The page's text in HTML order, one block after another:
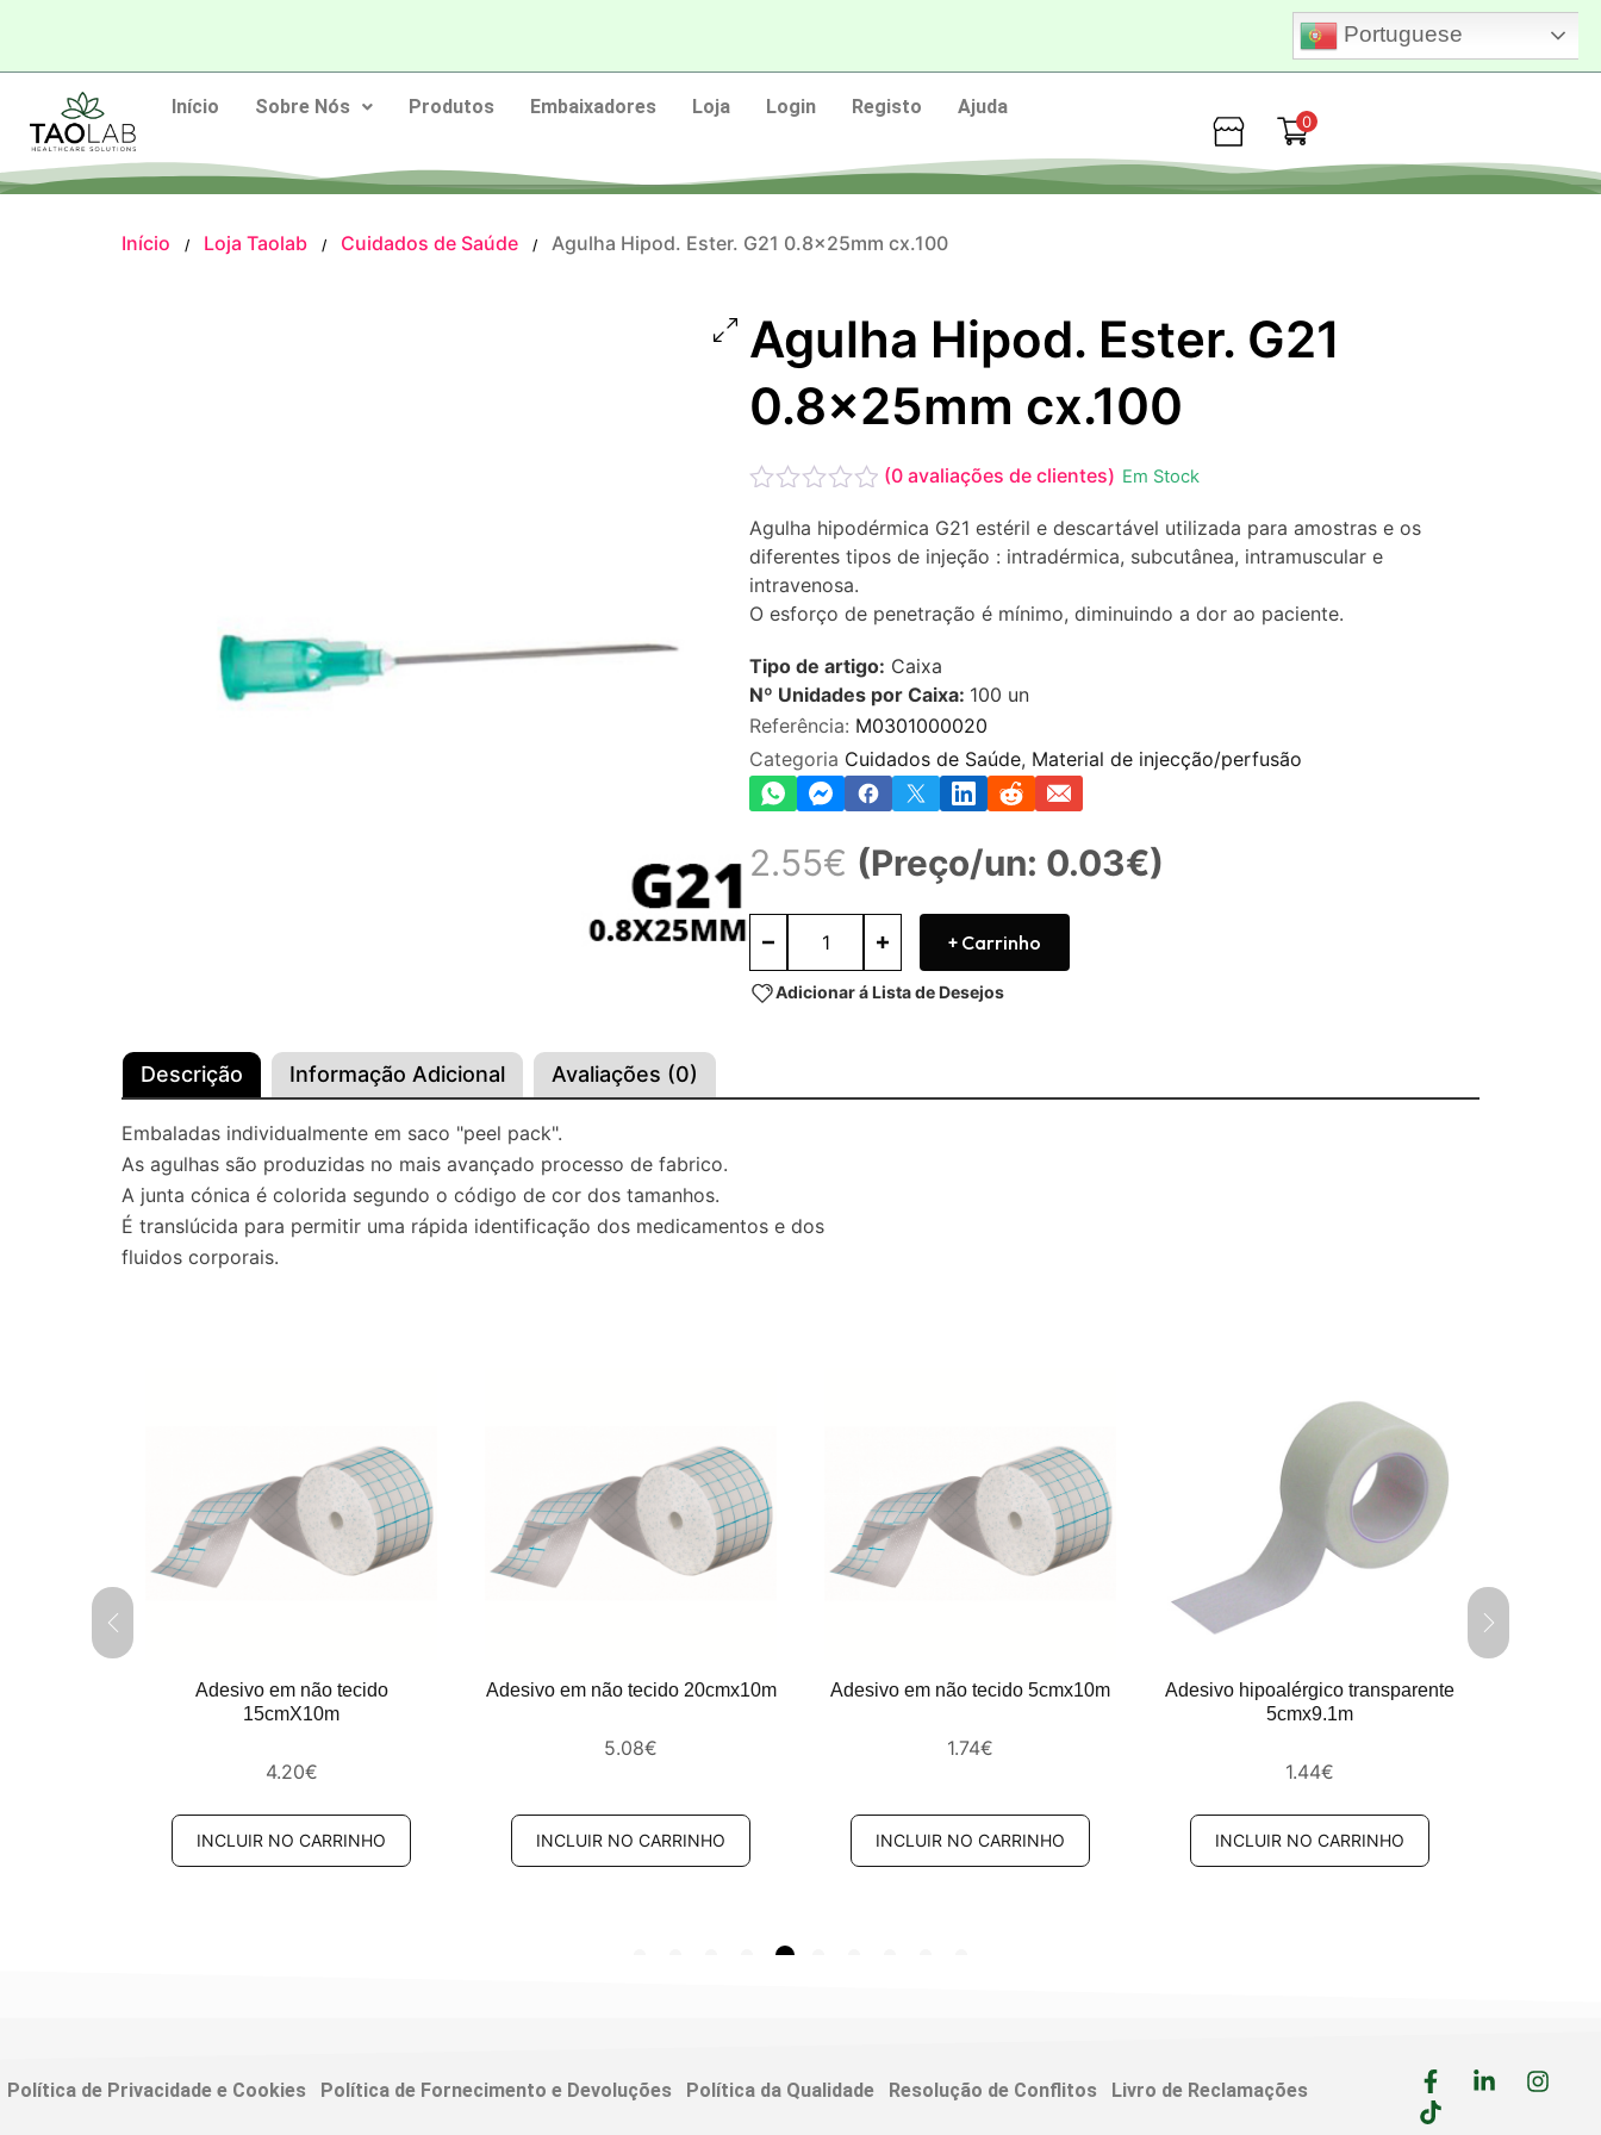
Portuguese
Início Sobre Nós Produtos Embaixadores Loja Login Registo
Ajuda
Loja
0
Início / Loja Taolab / Cuidados de Saúde / Agulha Hipod. Ester. G21 0.8x25mm cx.100
Agulha Hipod. Ester. G21
0.8x25mm cx.100
0
de
5
(0 avaliações de clientes) Em Stock
Agulha hipodérmica G21 estéril e descartável utilizada para amostras e os
diferentes tipos de injeção : intradérmica, subcutânea, intramuscular e
intravenosa.
O esforço de penetração é mínimo, diminuindo a dor ao paciente.
Tipo de artigo: Caixa
Nº Unidades por Caixa: 100 un
Referência: M0301000020
Categoria Cuidados de Saúde, Material de injecção/perfusão
2.55€ (Preço/un: 0.03€)
+ Carrinho
Adicionar á Lista de Desejos
Descrição Informação Adicional Avaliações (0)
Embaladas individualmente em saco "peel pack".
As agulhas são produzidas no mais avançado processo de fabrico.
A junta cónica é colorida segundo o código de cor dos tamanhos.
É translúcida para permitir uma rápida identificação dos medicamentos e dos
fluidos corporais.
Adesivo em não tecido
15cmX10m
4.20€
INCLUIR NO CARRINHO
Adesivo em não tecido 20cmx10m
5.08€
INCLUIR NO CARRINHO
Adesivo em não tecido 5cmx10m
1.74€
INCLUIR NO CARRINHO
Adesivo hipoalérgico transparente
5cmx9.1m
1.44€
INCLUIR NO CARRINHO
Política de Privacidade e Cookies Política de Fornecimento e Devoluções Política da Qualidade Resolução de Conflitos Livro de Reclamações